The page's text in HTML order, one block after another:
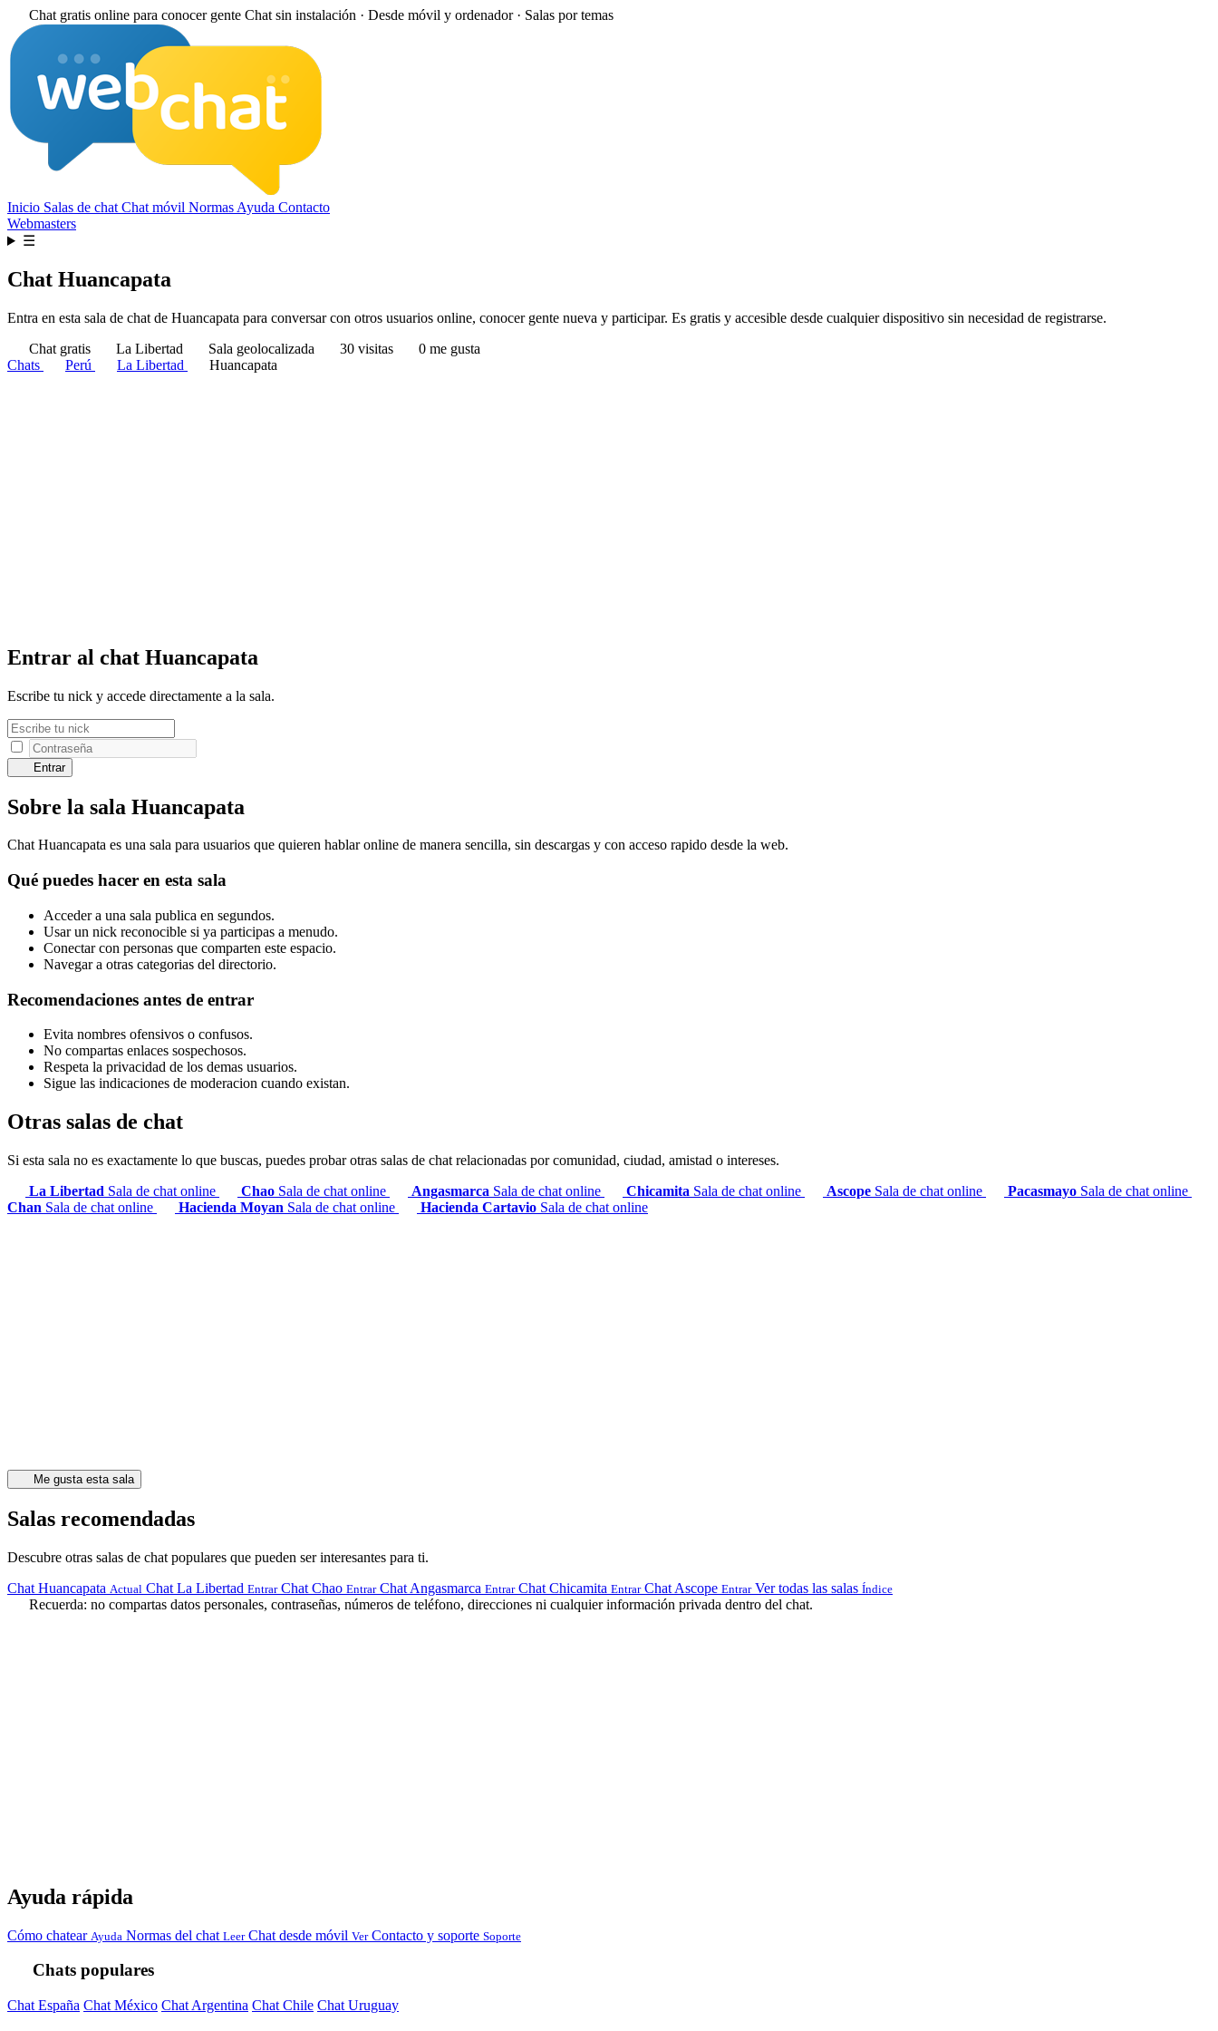
Chat gratis online para conocer gente Chat sin instalación · Desde móvil y ordenador · Salas por temas
Inicio Salas de chat Chat móvil Normas Ayuda Contacto
Webmasters
☰
Chat Huancapata
Entra en esta sala de chat de Huancapata para conversar con otros usuarios online, conocer gente nueva y participar. Es gratis y accesible desde cualquier dispositivo sin necesidad de registrarse.
Chat gratis
La Libertad Sala geolocalizada 30 visitas
0 me gusta
Chats
Perú La Libertad Huancapata
Entrar al chat Huancapata
Escribe tu nick y accede directamente a la sala.
Entrar
Sobre la sala Huancapata
Chat Huancapata es una sala para usuarios que quieren hablar online de manera sencilla, sin descargas y con acceso rapido desde la web.
Qué puedes hacer en esta sala
Acceder a una sala publica en segundos.
Usar un nick reconocible si ya participas a menudo.
Conectar con personas que comparten este espacio.
Navegar a otras categorias del directorio.
Recomendaciones antes de entrar
Evita nombres ofensivos o confusos.
No compartas enlaces sospechosos.
Respeta la privacidad de los demas usuarios.
Sigue las indicaciones de moderacion cuando existan.
Otras salas de chat
Si esta sala no es exactamente lo que buscas, puedes probar otras salas de chat relacionadas por comunidad, ciudad, amistad o intereses.
La Libertad Sala de chat online Chao Sala de chat online Angasmarca Sala de chat online Chicamita Sala de chat online Ascope Sala de chat online Pacasmayo Sala de chat online
Chan Sala de chat online Hacienda Moyan Sala de chat online Hacienda Cartavio Sala de chat online
Me gusta esta sala
Salas recomendadas
Descubre otras salas de chat populares que pueden ser interesantes para ti.
Chat Huancapata Actual Chat La Libertad Entrar Chat Chao Entrar Chat Angasmarca Entrar Chat Chicamita Entrar Chat Ascope Entrar Ver todas las salas Índice
Recuerda: no compartas datos personales, contraseñas, números de teléfono, direcciones ni cualquier información privada dentro del chat.
Ayuda rápida
Cómo chatear Ayuda Normas del chat Leer Chat desde móvil Ver Contacto y soporte Soporte
Chats populares
Chat España Chat México Chat Argentina Chat Chile Chat Uruguay